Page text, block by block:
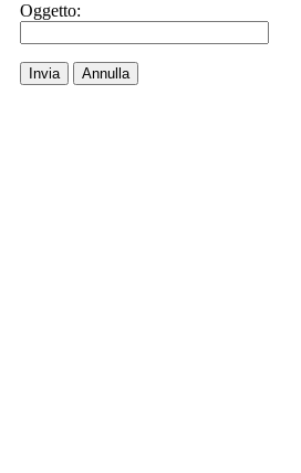
Oggetto:
Invia Annulla